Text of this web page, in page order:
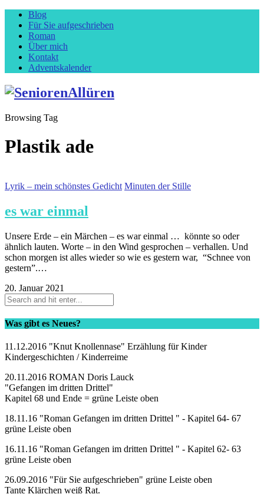
Blog
Für Sie aufgeschrieben
Roman
Über mich
Kontakt
Adventskalender
Browsing Tag
Plastik ade
Lyrik – mein schönstes Gedicht Minuten der Stille
es war einmal
Unsere Erde – ein Märchen – es war einmal … könnte so oder
ähnlich lauten. Worte – in den Wind gesprochen – verhallen. Und
schon morgen ist alles wieder so wie es gestern war, “Schnee von
gestern”.…
20. Januar 2021
Was gibt es Neues?
11.12.2016 "Knut Knollennase" Erzählung für Kinder
Kindergeschichten / Kinderreime
20.11.2016 ROMAN Doris Lauck
"Gefangen im dritten Drittel"
Kapitel 68 und Ende = grüne Leiste oben
18.11.16 "Roman Gefangen im dritten Drittel " - Kapitel 64- 67
grüne Leiste oben
16.11.16 "Roman Gefangen im dritten Drittel " - Kapitel 62- 63
grüne Leiste oben
26.09.2016 "Für Sie aufgeschrieben" grüne Leiste oben
Tante Klärchen weiß Rat.